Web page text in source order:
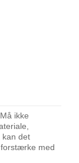
ikke
kan det
med